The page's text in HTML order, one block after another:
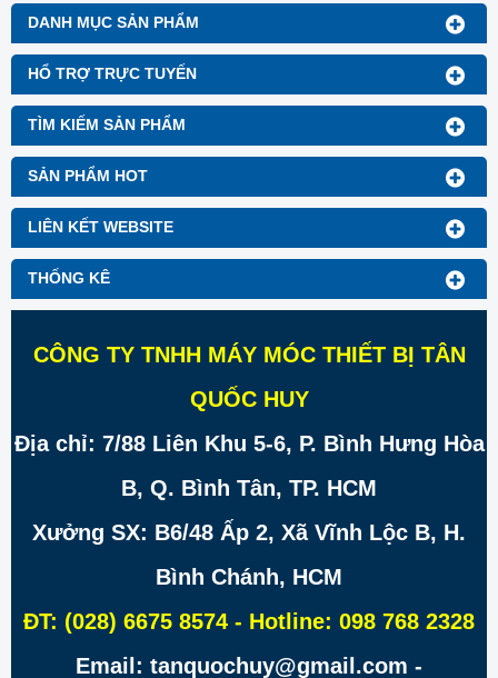
DANH MỤC SẢN PHẨM
HỔ TRỢ TRỰC TUYẾN
TÌM KIẾM SẢN PHẨM
SẢN PHẨM HOT
LIÊN KẾT WEBSITE
THỐNG KÊ
CÔNG TY TNHH MÁY MÓC THIẾT BỊ TÂN
QUỐC HUY
Địa chỉ: 7/88 Liên Khu 5-6, P. Bình Hưng Hòa
B, Q. Bình Tân, TP. HCM
Xưởng SX: B6/48 Ấp 2, Xã Vĩnh Lộc B, H.
Bình Chánh, HCM
ĐT: (028) 6675 8574 - Hotline: 098 768 2328
Email: tanquochuy@gmail.com -